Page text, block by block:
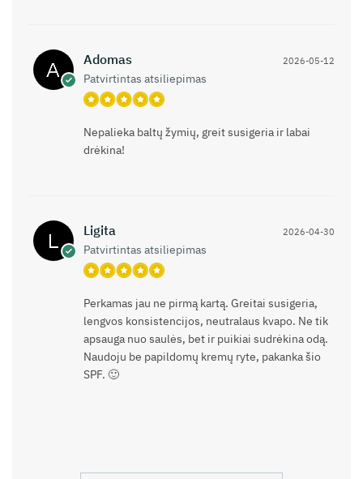
Adomas
Patvirtintas atsiliepimas
2026-05-12
Nepalieka baltų žymių, greit susigeria ir labai
drėkina!
Ligita
Patvirtintas atsiliepimas
2026-04-30
Perkamas jau ne pirmą kartą. Greitai susigeria,
lengvos konsistencijos, neutralaus kvapo. Ne tik
apsauga nuo saulės, bet ir puikiai sudrėkina odą.
Naudoju be papildomų kremų ryte, pakanka šio
SPF. 🙂